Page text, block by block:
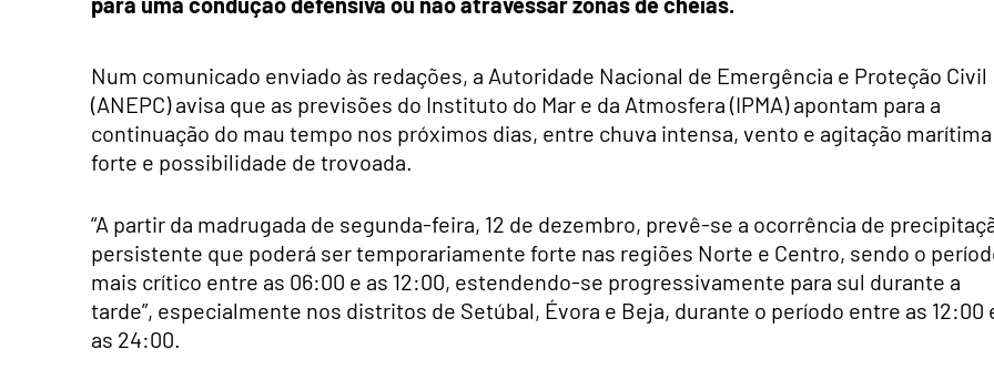
Num comunicado enviado às redações, a Autoridade Nacional de Emergência e Proteção Civil
(ANEPC) avisa que as previsões do Instituto do Mar e da Atmosfera (IPMA) apontam para a
continuação do mau tempo nos próximos dias, entre chuva intensa, vento e agitação marítima
forte e possibilidade de trovoada.
“A partir da madrugada de segunda-feira, 12 de dezembro, prevê-se a ocorrência de
persistente que poderá ser temporariamente forte nas regiões Norte e Centro, sendo o
mais crítico entre as 06:00 e as 12:00, estendendo-se progressivamente para sul durante a
tarde”, especialmente nos distritos de Setúbal, Évora e Beja, durante o período entre as 12:00
as 24:00.